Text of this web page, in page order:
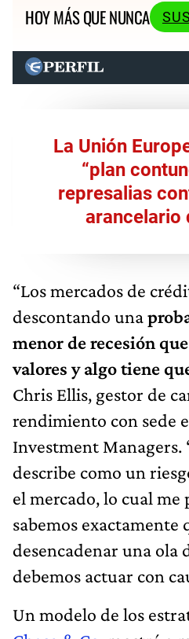
HOY MÁS QUE NUNCA
La Unión
“plan
represalias
arancelario
“Los mercados de
descontando una
menor de recesión
valores y algo tiene
Chris Ellis, gestor de
rendimiento con sede
Investment Managers.
describe como un
el mercado, lo cual me
sabemos exactamente
desencadenar una ola
debemos actuar con
Un modelo de los